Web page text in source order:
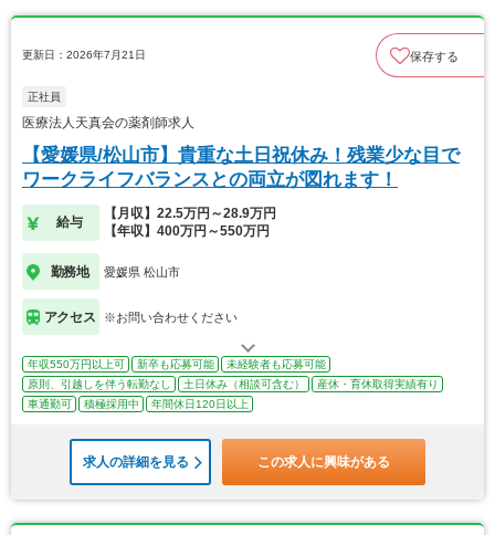
更新日：2026年7月21日 保存する
正社員
医療法人天真会の薬剤師求人
【愛媛県/松山市】貴重な土日祝休み！残業少な目で
ワークライフバランスとの両立が図れます！
給与
【月収】22.5万円～28.9万円
【年収】400万円～550万円
勤務地 愛媛県 松山市
アクセス ※お問い合わせください
年収550万円以上可 新卒も応募可能
未経験者も応募可能
原則、引越しを伴う転勤なし
土日休み（相談可含む）
産休・育休取得実績有り
車通勤可
積極採用中 年間休日120日以上
求人の詳細を見る この求人に興味がある